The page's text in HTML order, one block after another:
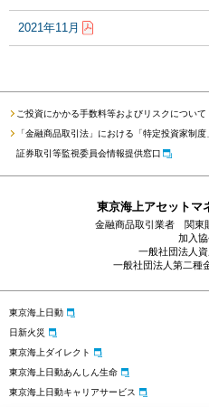
2021年11月
ご投資にかかる手数料等およびリスクについて
「金融商品取引法」における「特定投資家制
証券取引等監視委員会情報提供窓口
東京海上アセットマ
金融商品取引業者 関東
加入協
一般社団法人
一般社団法人第二種
東京海上日動
日新火災
東京海上ダイレクト
東京海上日動あんしん生命
東京海上日動キャリアサービス